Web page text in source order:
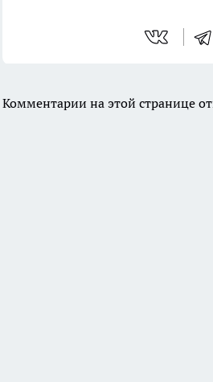
Комментарии на этой странице